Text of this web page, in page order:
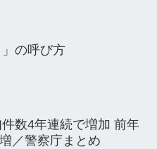
」の呼び方
数4年連続で増加 前年
／警察庁まとめ